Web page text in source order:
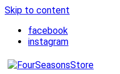
Skip to content
facebook
instagram